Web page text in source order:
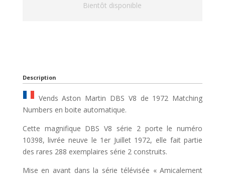
Bientôt disponible
Description
Vends Aston Martin DBS V8 de 1972 Matching
Numbers en boite automatique.
Cette magnifique DBS V8 série 2 porte le numéro
10398, livrée neuve le 1er Juillet 1972, elle fait partie
des rares 288 exemplaires série 2 construits.
Mise en avant dans la série télévisée « Amicalement